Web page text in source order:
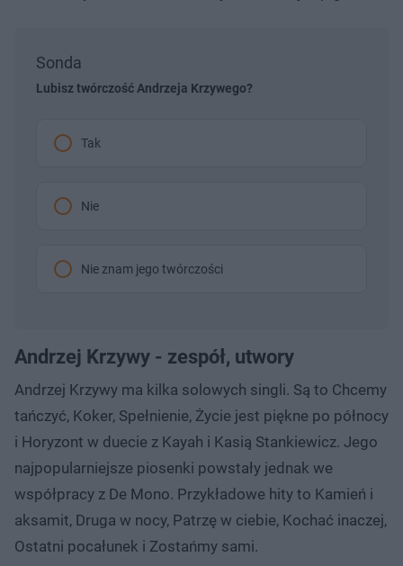
Sonda
Lubisz twórczość Andrzeja Krzywego?
Tak
Nie
Nie znam jego twórczości
Andrzej Krzywy - zespół, utwory
Andrzej Krzywy ma kilka solowych singli. Są to Chcemy
tańczyć, Koker, Spełnienie, Życie jest piękne po północy
i Horyzont w duecie z Kayah i Kasią Stankiewicz. Jego
najpopularniejsze piosenki powstały jednak we
współpracy z De Mono. Przykładowe hity to Kamień i
aksamit, Druga w nocy, Patrzę w ciebie, Kochać inaczej,
Ostatni pocałunek i Zostańmy sami.